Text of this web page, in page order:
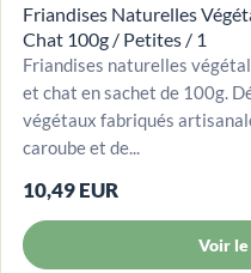
Friandises Naturelles
Chat 100g / Petites / 1
Friandises naturelles
et chat en sachet de 100g.
végétaux fabriqués
caroube et de...
10,49 EUR
Voir